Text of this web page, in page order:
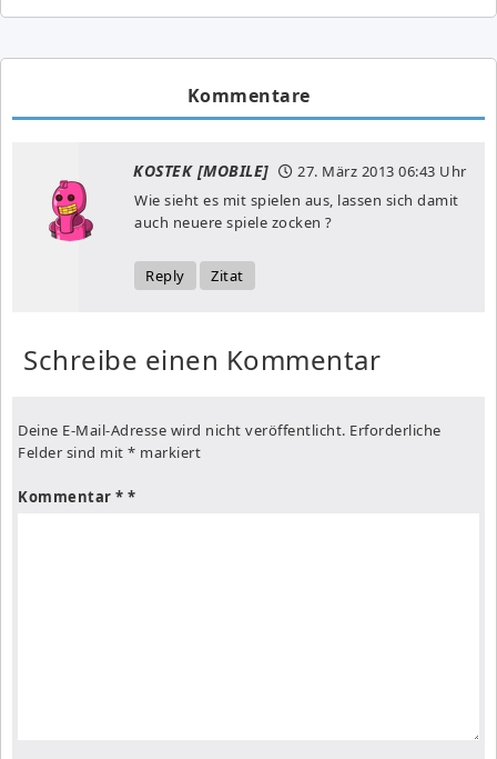
Kommentare
KOSTEK [MOBILE] 27. März 2013 06:43 Uhr
Wie sieht es mit spielen aus, lassen sich damit
auch neuere spiele zocken ?
Reply Zitat
Schreibe einen Kommentar
Deine E-Mail-Adresse wird nicht veröffentlicht. Erforderliche
Felder sind mit * markiert
Kommentar *